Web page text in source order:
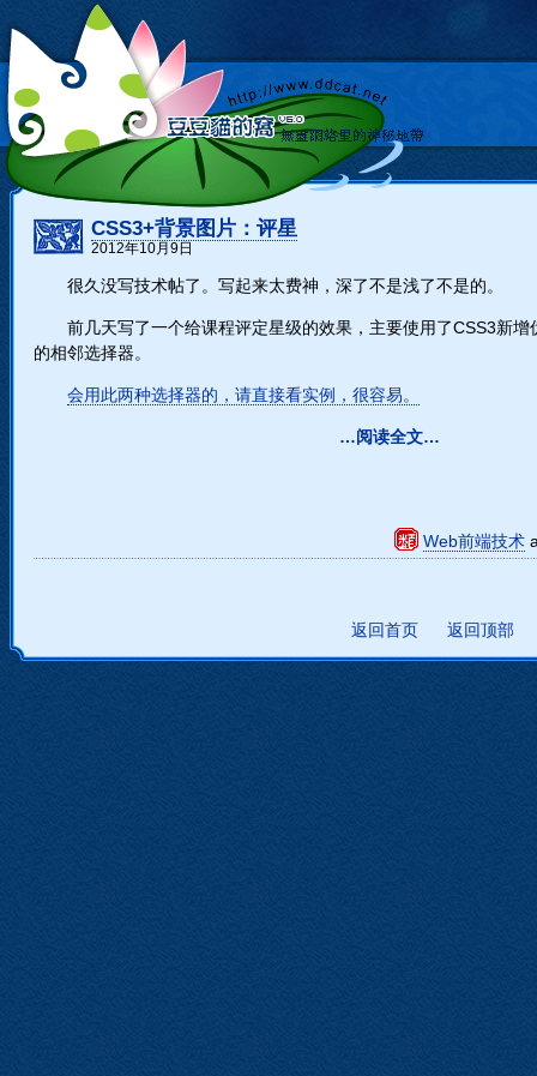
CSS3+背景图片：评星
2012年10月9日
很久没写技术帖了。写起来太费神，深了不是浅了不是的。
前几天写了一个给课程评定星级的效果，主要使用了CSS3新
的相邻选择器。
会用此两种选择器的，请直接看实例，很容易。
…阅读全文…
Web前端技术
返回首页 返回顶部